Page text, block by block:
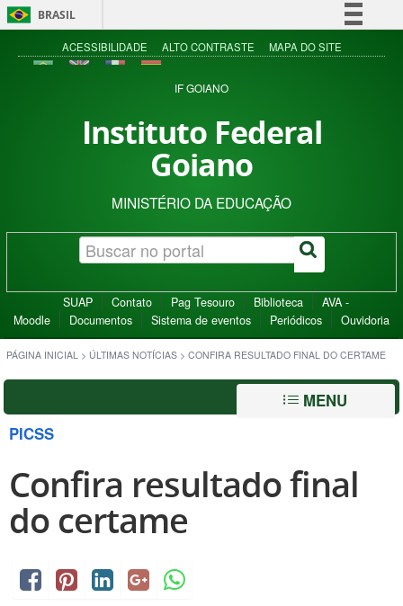
BRASIL
Simplifique!
Acesso à informação
ACESSIBILIDADE ALTO CONTRASTE MAPA DO SITE
IF GOIANO
Instituto Federal
Goiano
MINISTÉRIO DA EDUCAÇÃO
SUAP Contato Pag Tesouro Biblioteca
AVA -
Moodle
Documentos Sistema de eventos Periódicos Ouvidoria
PÁGINA INICIAL > ÚLTIMAS NOTÍCIAS > CONFIRA RESULTADO FINAL DO CERTAME
MENU
PICSS
Confira resultado final
do certame